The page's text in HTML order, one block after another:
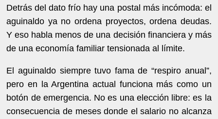
Detrás del dato frío hay una postal más incómoda: el
aguinaldo ya no ordena proyectos, ordena deudas.
Y eso habla menos de una decisión financiera y más
de una economía familiar tensionada al límite.
El aguinaldo siempre tuvo fama de “respiro anual”,
pero en la Argentina actual funciona más como un
botón de emergencia. No es una elección libre: es la
consecuencia de meses donde el salario no alcanza